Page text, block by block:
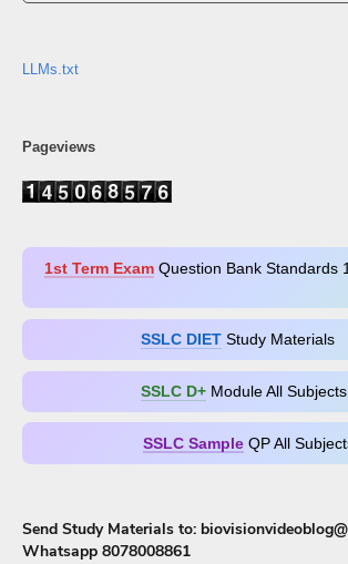
LLMs.txt
Pageviews
1st Term ExamQuestion Bank
SSLC DIETStudy Materials
SSLC D+​ Module All Subjects
SSLC SampleQP All
Send Study Materials to:
Whatsapp 8078008861